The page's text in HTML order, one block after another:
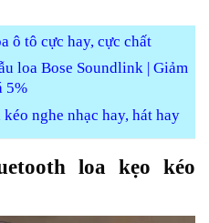
ô tô cực hay, cực chất
loa Bose Soundlink | Giảm
5%
nghe nhạc hay, hát hay
loa kẹo kéo